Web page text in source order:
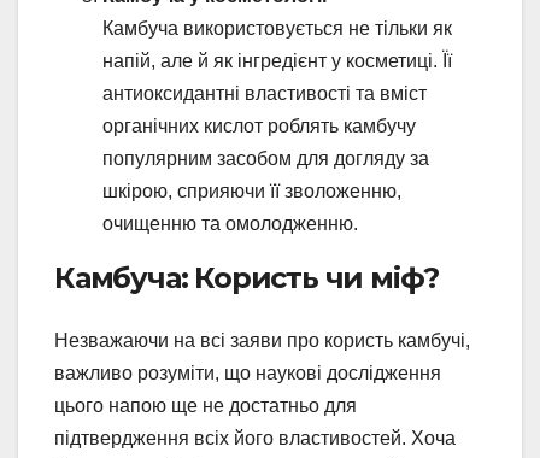
Камбуча використовується не тільки як
напій, але й як інгредієнт у косметиці. Її
антиоксидантні властивості та вміст
органічних кислот роблять камбучу
популярним засобом для догляду за
шкірою, сприяючи її зволоженню,
очищенню та омолодженню.
Камбуча: Користь чи міф?
Незважаючи на всі заяви про користь камбучі,
важливо розуміти, що наукові дослідження
цього напою ще не достатньо для
підтвердження всіх його властивостей. Хоча